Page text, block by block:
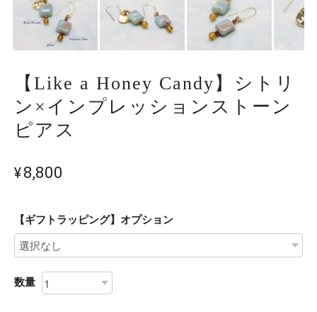
【Like a Honey Candy】シトリ
ン×インプレッションストーン
ピアス
¥8,800
【ギフトラッピング】オプション
数量